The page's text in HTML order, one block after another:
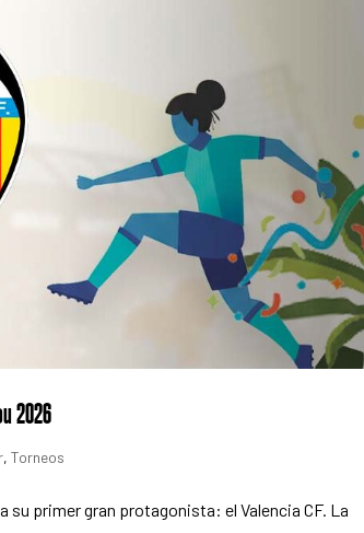
2026
,Torneos
su primer gran protagonista: el Valencia CF. La